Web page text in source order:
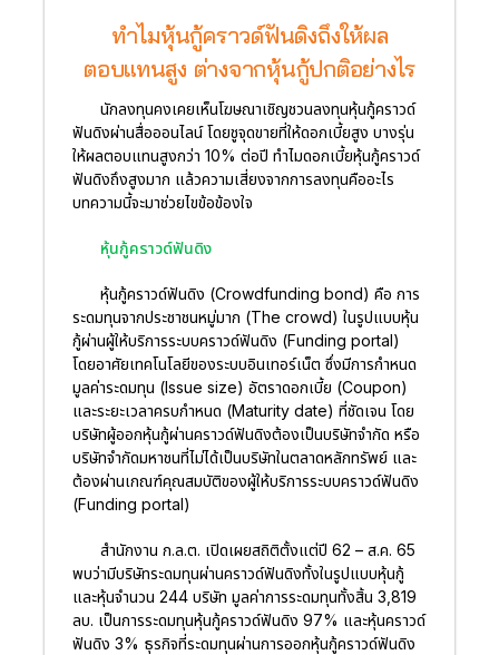
ทำไมหุ้นกู้คราวด์ฟันดิงถึงให้ผล
ตอบแทนสูง ต่างจากหุ้นกู้ปกติอย่างไร
นักลงทุนคงเคยเห็นโฆษณาเชิญชวนลงทุนหุ้นกู้คราวด์
ฟันดิงผ่านสื่อออนไลน์ โดยชูจุดขายที่ให้ดอกเบี้ยสูง บางรุ่น
ให้ผลตอบแทนสูงกว่า 10% ต่อปี ทำไมดอกเบี้ยหุ้นกู้คราวด์
ฟันดิงถึงสูงมาก แล้วความเสี่ยงจากการลงทุนคืออะไร
บทความนี้จะมาช่วยไขข้อข้องใจ
หุ้นกู้คราวด์ฟันดิง
หุ้นกู้คราวด์ฟันดิง (Crowdfunding bond) คือ การ
ระดมทุนจากประชาชนหมู่มาก (The crowd) ในรูปแบบหุ้น
กู้ผ่านผู้ให้บริการระบบคราวด์ฟันดิง (Funding portal)
โดยอาศัยเทคโนโลยีของระบบอินเทอร์เน็ต ซึ่งมีการกำหนด
มูลค่าระดมทุน (Issue size) อัตราดอกเบี้ย (Coupon)
และระยะเวลาครบกำหนด (Maturity date) ที่ชัดเจน โดย
บริษัทผู้ออกหุ้นกู้ผ่านคราวด์ฟันดิงต้องเป็นบริษัทจำกัด หรือ
บริษัทจำกัดมหาชนที่ไม่ได้เป็นบริษัทในตลาดหลักทรัพย์ และ
ต้องผ่านเกณฑ์คุณสมบัติของผู้ให้บริการระบบคราวด์ฟันดิง
(Funding portal)
สำนักงาน ก.ล.ต. เปิดเผยสถิติตั้งแต่ปี 62 – ส.ค. 65
พบว่ามีบริษัทระดมทุนผ่านคราวด์ฟันดิงทั้งในรูปแบบหุ้นกู้
และหุ้นจำนวน 244 บริษัท มูลค่าการระดมทุนทั้งสิ้น 3,819
ลบ. เป็นการระดมทุนหุ้นกู้คราวด์ฟันดิง 97% และหุ้นคราวด์
ฟันดิง 3% ธุรกิจที่ระดมทุนผ่านการออกหุ้นกู้คราวด์ฟันดิง